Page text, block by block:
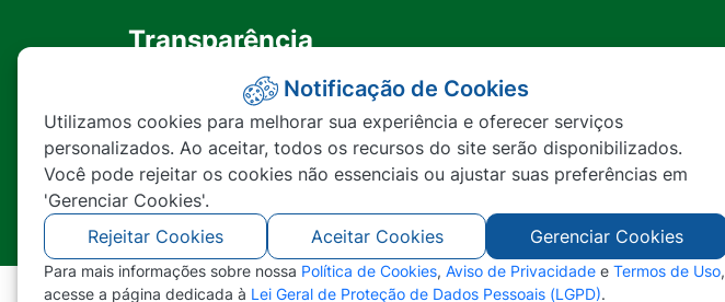
Transparência
Ouvidoria
SIC
Notificação de Cookies
Utilizamos cookies para melhorar sua experiência e oferecer serviços
personalizados. Ao aceitar, todos os recursos do site serão disponibilizados.
Você pode rejeitar os cookies não essenciais ou ajustar suas preferências em
'Gerenciar Cookies'.
Rejeitar Cookies
Aceitar Cookies Gerenciar Cookies
Para mais informações sobre nossa Política de Cookies, Aviso de Privacidade e Termos de Uso,
acesse a página dedicada à Lei Geral de Proteção de Dados Pessoais (LGPD).